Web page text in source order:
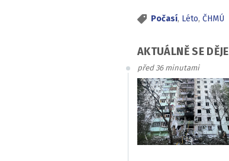
Počasí, Léto, ČHMÚ
AKTUÁLNĚ SE DĚJE
před 36 minutami